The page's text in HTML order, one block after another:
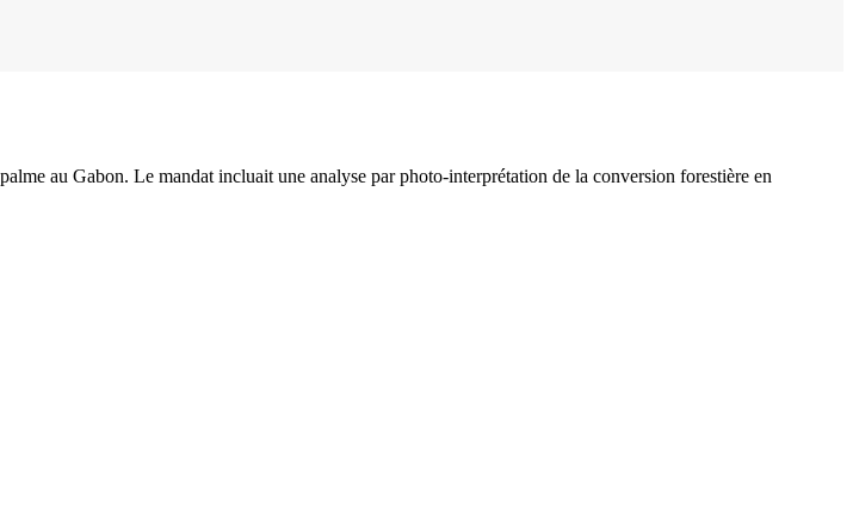
au Gabon. Le mandat incluait une analyse par photo-interprétation de la conversion forestière en